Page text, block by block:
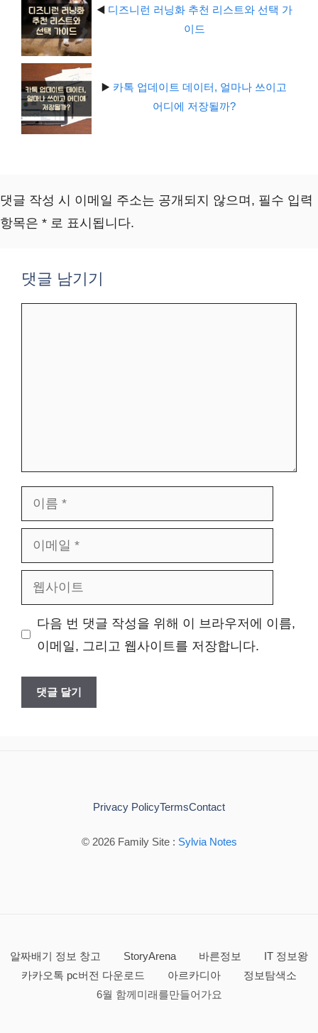
◀️ 디즈니런 러닝화 추천 리스트와 선택 가
이드
▶️ 카톡 업데이트 데이터, 얼마나 쓰이고
어디에 저장될까?
댓글 작성 시 이메일 주소는 공개되지 않으며, 필수 입력
항목은 * 로 표시됩니다.
댓글 남기기
름
메
사
다음 번 댓글 작성을 위해 이 브라우저에 이름,
이메일, 그리고 웹사이트를 저장합니다.
© 2026 Family Site : Sylvia Notes
Privacy PolicyTermsContact
알짜배기 정보 창고 StoryArena 바른정보
IT 정보왕
카카오톡 pc버전 다운로드
아르카디아
정보탐색소
6월 함께미래를만들어가요